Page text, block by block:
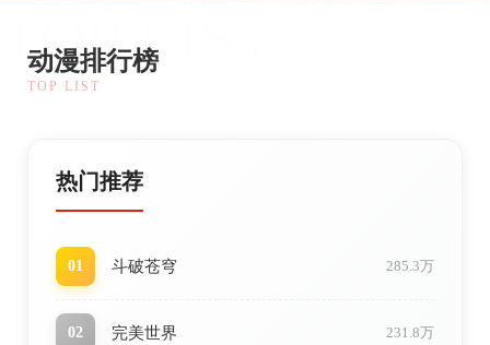
TOP LIST
动漫排行榜
TOP LIST
热门推荐
01 斗破苍穹 285.3万
02 完美世界 231.8万